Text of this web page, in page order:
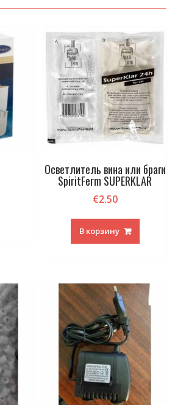
Осветлитель вина или браги
SpiritFerm SUPERKLAR
€2.50
В корзину